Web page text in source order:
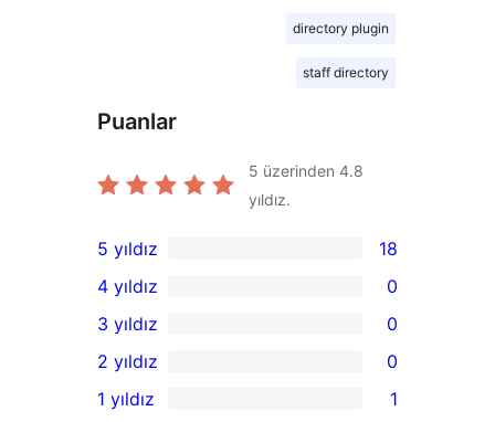
directory plugin
staff directory
Puanlar
5 üzerinden 4.8
yıldız.
18
5
yıldızlı
inceleme
5 yıldız 18
4
yıldızlı
inceleme
4 yıldız 0
0
3
yıldızlı
3 yıldız 0
2
2 yıldız 0
1 yıldız 1